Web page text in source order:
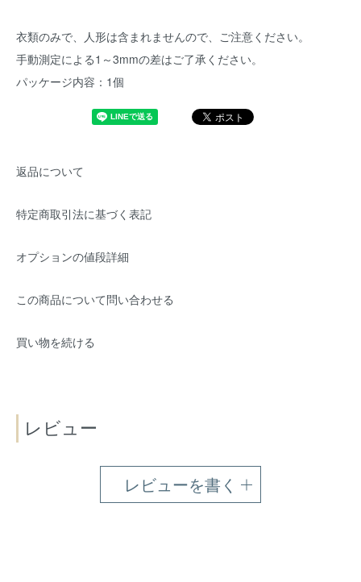
衣類のみで、人形は含まれませんので、ご注意ください。
手動測定による1～3mmの差はご了承ください。
パッケージ内容：1個
返品について
特定商取引法に基づく表記
オプションの値段詳細
この商品について問い合わせる
買い物を続ける
レビュー
レビューを書く